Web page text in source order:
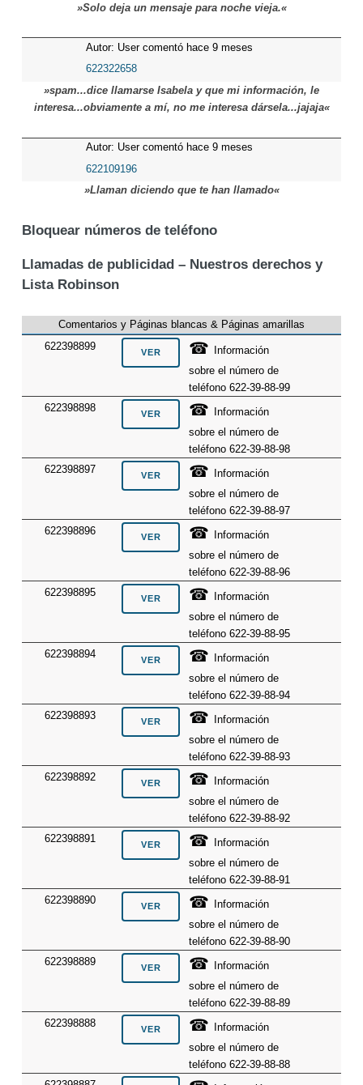
»Solo deja un mensaje para noche vieja.«
Autor: User comentó hace 9 meses
622322658
»spam...dice llamarse Isabela y que mi información, le
interesa...obviamente a mí, no me interesa dársela...jajaja«
Autor: User comentó hace 9 meses
622109196
»Llaman diciendo que te han llamado«
Bloquear números de teléfono
Llamadas de publicidad – Nuestros derechos y
Lista Robinson
Comentarios y Páginas blancas & Páginas amarillas
622398899
☎ Información
sobre el número de
teléfono 622-39-88-99
622398898
☎ Información
sobre el número de
teléfono 622-39-88-98
622398897
☎ Información
sobre el número de
teléfono 622-39-88-97
622398896
☎ Información
sobre el número de
teléfono 622-39-88-96
622398895
☎ Información
sobre el número de
teléfono 622-39-88-95
622398894
☎ Información
sobre el número de
teléfono 622-39-88-94
622398893
☎ Información
sobre el número de
teléfono 622-39-88-93
622398892
☎ Información
sobre el número de
teléfono 622-39-88-92
622398891
☎ Información
sobre el número de
teléfono 622-39-88-91
622398890
☎ Información
sobre el número de
teléfono 622-39-88-90
622398889
☎ Información
sobre el número de
teléfono 622-39-88-89
622398888
☎ Información
sobre el número de
teléfono 622-39-88-88